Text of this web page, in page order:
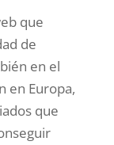
que
de
en el
en Europa,
que